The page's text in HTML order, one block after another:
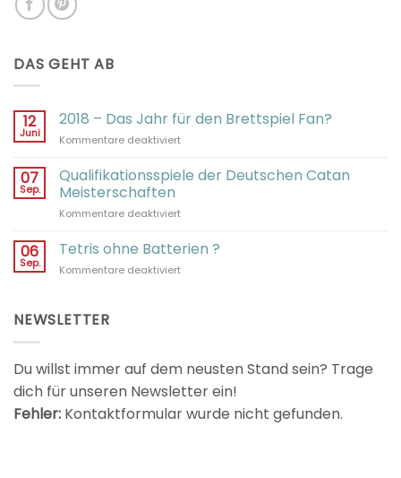
DAS GEHT AB
12
Juni
2018 – Das Jahr für den Brettspiel Fan?
Kommentare deaktiviertfür
–
Das
für
Brettspiel
07
Sep.
Qualifikationsspiele der Deutschen Catan
Meisterschaften
Kommentare deaktiviertfür
der
Deutschen
Catan
06
Sep.
Tetris ohne Batterien ?
Kommentare deaktiviertfür
NEWSLETTER
Du willst immer auf dem neusten Stand sein? Trage
dich für unseren Newsletter ein!
Fehler: Kontaktformular wurde nicht gefunden.